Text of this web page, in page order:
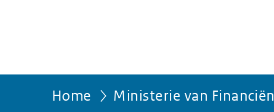
Home Ministerie van Financiën